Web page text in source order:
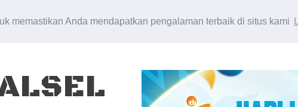
memastikan Anda mendapatkan pengalaman terbaik di situs kami